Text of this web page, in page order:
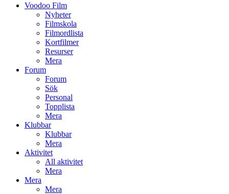
Voodoo Film
Nyheter
Filmskola
Filmordlista
Kortfilmer
Resurser
Mera
Forum
Forum
Sök
Personal
Topplista
Mera
Klubbar
Klubbar
Mera
Aktivitet
All aktivitet
Mera
Mera
Mera